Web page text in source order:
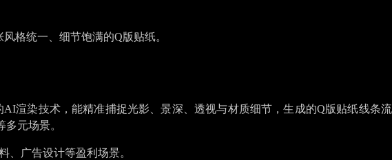
格统一、细节饱满的Q版贴纸。
渲染技术，能精准捕捉光影、景深、透视与材质细节，生成的Q版贴纸线条流
元场景。
、广告设计等盈利场景。